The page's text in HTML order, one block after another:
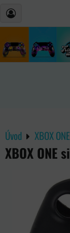
Úvod XBOX ONE
XBOX ONE